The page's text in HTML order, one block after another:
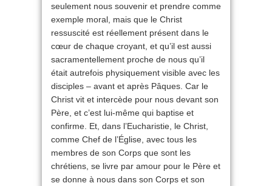
seulement nous souvenir et prendre comme
exemple moral, mais que le Christ
ressuscité est réellement présent dans le
cœur de chaque croyant, et qu’il est aussi
sacramentellement proche de nous qu’il
était autrefois physiquement visible avec les
disciples – avant et après Pâques. Car le
Christ vit et intercède pour nous devant son
Père, et c’est lui-même qui baptise et
confirme. Et, dans l’Eucharistie, le Christ,
comme Chef de l’Église, avec tous les
membres de son Corps que sont les
chrétiens, se livre par amour pour le Père et
se donne à nous dans son Corps et son